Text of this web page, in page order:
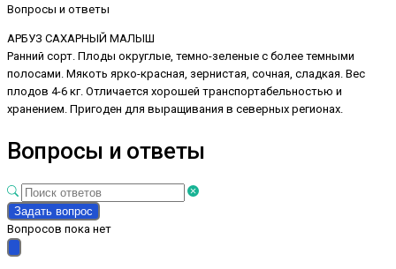
Вопросы и ответы
АРБУЗ САХАРНЫЙ МАЛЫШ
Ранний сорт. Плоды округлые, темно-зеленые с более темными
полосами. Мякоть ярко-красная, зернистая, сочная, сладкая. Вес
плодов 4-6 кг. Отличается хорошей транспортабельностью и
хранением. Пригоден для выращивания в северных регионах.
Вопросы и ответы
Задать вопрос
Вопросов пока нет